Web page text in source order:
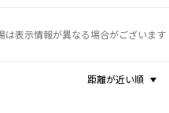
表示情報が異なる場合がございます
距離が近い順